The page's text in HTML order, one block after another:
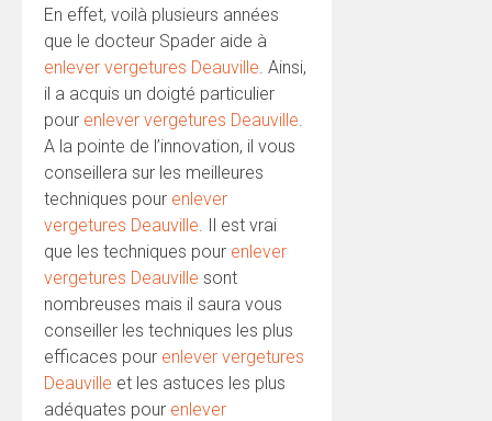
En effet, voilà plusieurs années
que le docteur Spader aide à
enlever vergetures Deauville. Ainsi,
il a acquis un doigté particulier
pour enlever vergetures Deauville.
A la pointe de l’innovation, il vous
conseillera sur les meilleures
techniques pour enlever
vergetures Deauville. Il est vrai
que les techniques pour enlever
vergetures Deauville sont
nombreuses mais il saura vous
conseiller les techniques les plus
efficaces pour enlever vergetures
Deauville et les astuces les plus
adéquates pour enlever